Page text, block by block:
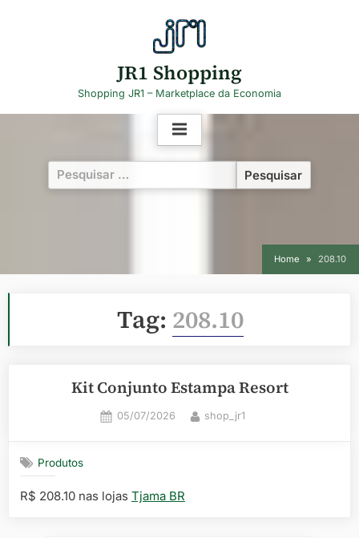
JR1 Shopping
Shopping JR1 – Marketplace da Economia
Pesquisar
por:
Home 208.10
Tag: 208.10
Kit Conjunto Estampa Resort
Posted
05/07/2026 By
shop_jr1
Produtos
R$ 208.10 nas lojas Tjama BR